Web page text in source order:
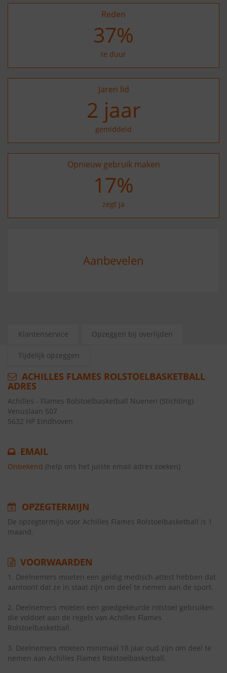
Reden
37%
te duur
Jaren lid
2 jaar
gemiddeld
Opnieuw gebruik maken
26%
zegt ja
Aanbevelen
Klantenservice Opzeggen bij overlijden
Tijdelijk opzeggen
ACHILLES FLAMES ROLSTOELBASKETBALL
ADRES
Achilles - Flames Rolstoelbasketball Nuenen (Stichting)
Venuslaan 507
5632 HP Eindhoven
EMAIL
Onbekend (help ons het juiste email adres zoeken)
OPZEGTERMIJN
De opzegtermijn voor Achilles Flames Rolstoelbasketball is 1
maand.
VOORWAARDEN
1. Deelnemers moeten een geldig medisch attest hebben dat
aantoont dat ze in staat zijn om deel te nemen aan de sport.
2. Deelnemers moeten een goedgekeurde rolstoel gebruiken
die voldoet aan de regels van Achilles Flames
Rolstoelbasketball.
3. Deelnemers moeten minimaal 18 jaar oud zijn om deel te
nemen aan Achilles Flames Rolstoelbasketball.